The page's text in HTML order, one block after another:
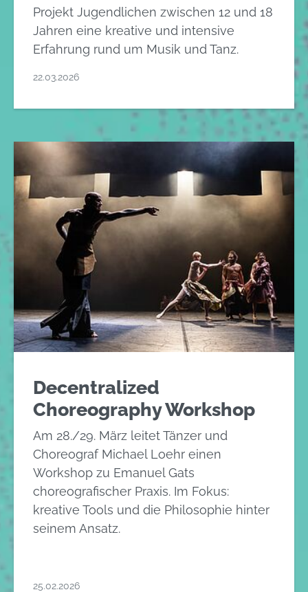
Projekt Jugendlichen zwischen 12 und 18
Jahren eine kreative und intensive
Erfahrung rund um Musik und Tanz.
22.03.2026
Decentralized
Choreography Workshop
Am 28./29. März leitet Tänzer und
Choreograf Michael Loehr einen
Workshop zu Emanuel Gats
choreografischer Praxis. Im Fokus:
kreative Tools und die Philosophie hinter
seinem Ansatz.
25.02.2026